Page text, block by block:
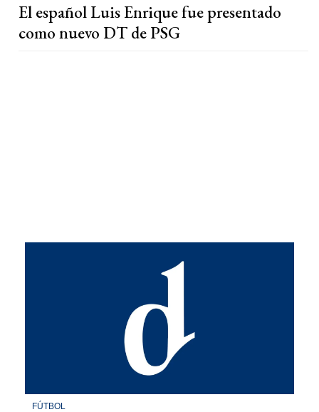
El español Luis Enrique fue presentado
como nuevo DT de PSG
FÚTBOL